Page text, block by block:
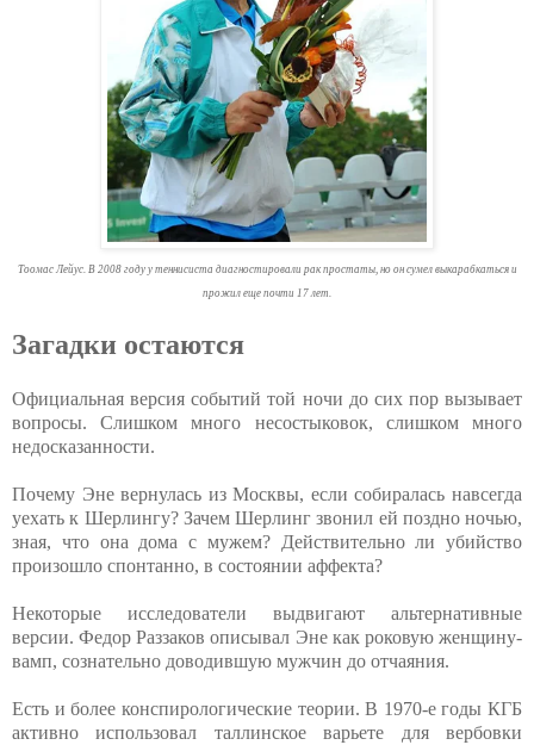
Тоомас Лейус. В 2008 году у теннисиста диагностировали рак простаты, но он сумел выкарабкаться и
прожил еще почти 17 лет.
Загадки остаются
Официальная версия событий той ночи до сих пор вызывает
вопросы. Слишком много несостыковок, слишком много
недосказанности.
Почему Эне вернулась из Москвы, если собиралась навсегда
уехать к Шерлингу? Зачем Шерлинг звонил ей поздно ночью,
зная, что она дома с мужем? Действительно ли убийство
произошло спонтанно, в состоянии аффекта?
Некоторые исследователи выдвигают альтернативные
версии. Федор Раззаков описывал Эне как роковую женщину-
вамп, сознательно доводившую мужчин до отчаяния.
Есть и более конспирологические теории. В 1970-е годы КГБ
активно использовал таллинское варьете для вербовки